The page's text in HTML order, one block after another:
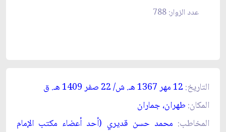
عدد الزوار: 788
التاريخ: 12 مهر 1367 ه ـ. ش/ 22 صفر 1409 ه ـ. ق‏
المكان: طهران، جماران‏
المخاطب: محمد حسن قديري (أحد أعضاء مكتب الإمام